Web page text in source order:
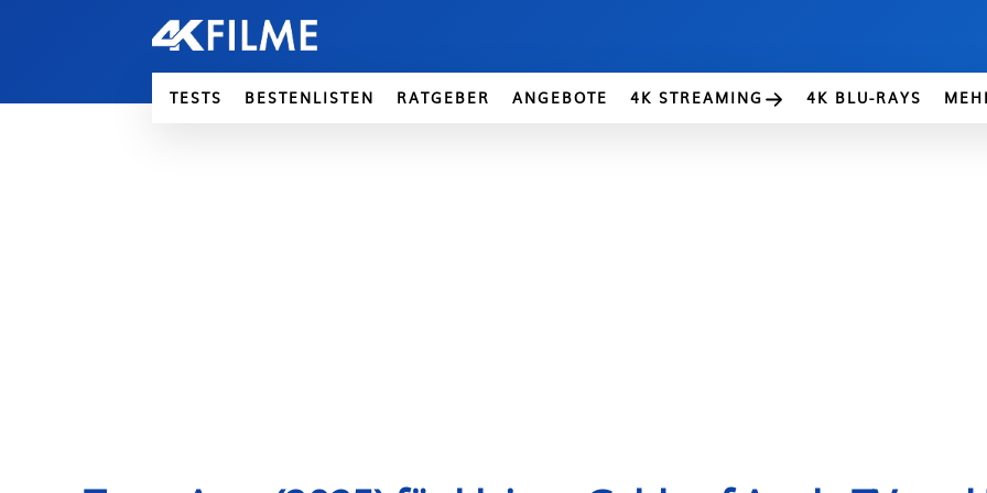
TESTS BESTENLISTEN RATGEBER ANGEBOTE 4K STREAMING 4K BLU-RAYS